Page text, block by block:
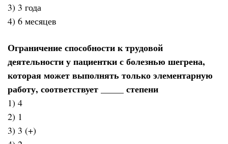
3) 3 года
4) 6 месяцев
Ограничение способности к трудовой
деятельности у пациентки с болезнью шегрена,
которая может выполнять только элементарную
работу, соответствует _____ степени
1) 4
2) 1
3) 3 (+)